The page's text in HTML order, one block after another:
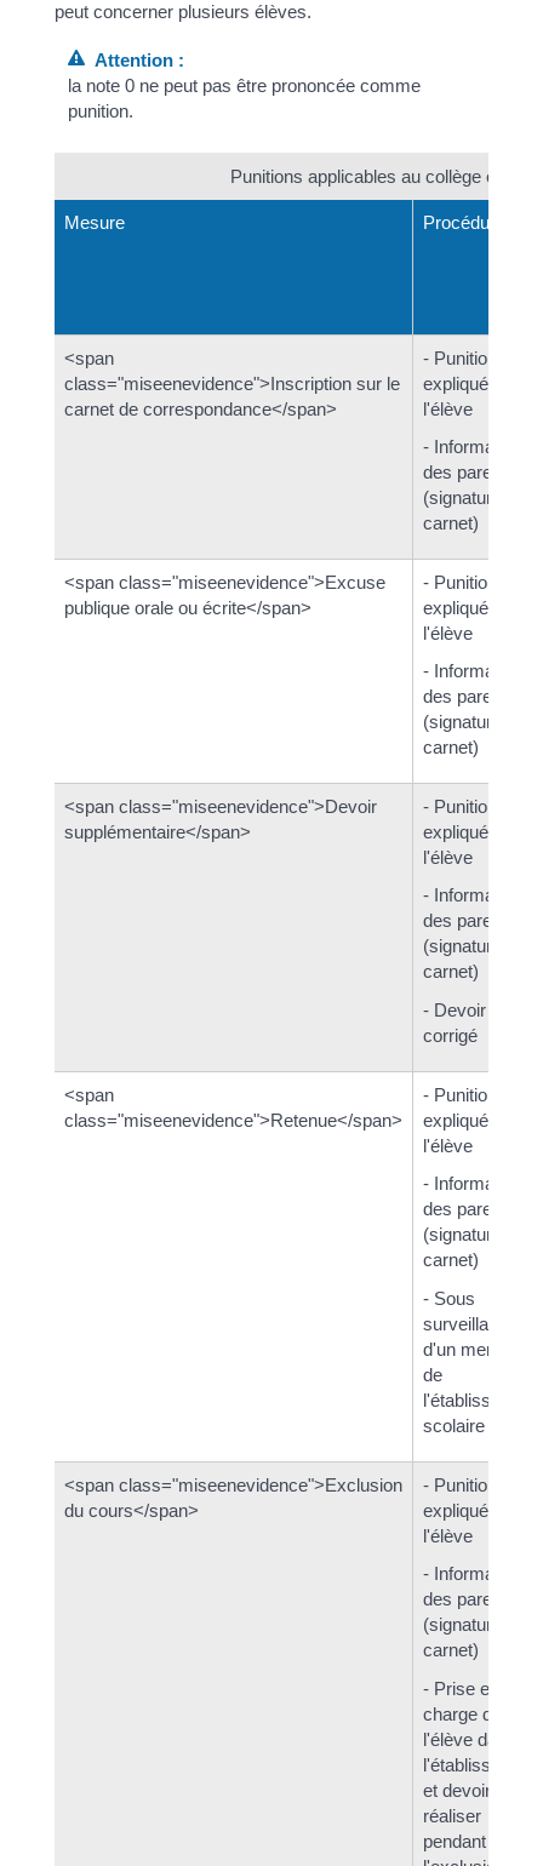
peut concerner plusieurs élèves.
Attention :
la note 0 ne peut pas être prononcée comme
punition.
Punitions applicables au collège ou au
Mesure Procédure
<span
class="miseenevidence">Inscription sur le
carnet de correspondance</span>
- Punition
expliquée à
l'élève
- Information
des parents
(signature du
carnet)
<span class="miseenevidence">Excuse
publique orale ou écrite</span>
- Punition
expliquée à
l'élève
- Information
des parents
(signature du
carnet)
<span class="miseenevidence">Devoir
supplémentaire</span>
- Punition
expliquée à
l'élève
- Information
des parents
(signature du
carnet)
- Devoir
corrigé
<span
class="miseenevidence">Retenue</span>
- Punition
expliquée à
l'élève
- Information
des parents
(signature du
carnet)
- Sous
surveillance
d'un membre
de
l'établissement
scolaire
<span class="miseenevidence">Exclusion
du cours</span>
- Punition
expliquée à
l'élève
- Information
des parents
(signature du
carnet)
- Prise en
charge de
l'élève dans
l'établissement
et devoir à
réaliser
pendant